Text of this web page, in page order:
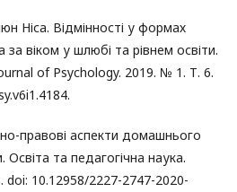
Ніса. Відмінності у формах
віком у шлюбі та рівнем освіти.
of Psychology. 2019. № 1. Т. 6.
правові аспекти домашнього
та педагогічна наука.
10.12958/2227-2747-2020-